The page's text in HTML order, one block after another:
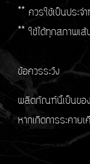
** ควรใช้เป็นประ
** ใช้ได้ทุกสภาพเ
ข้อควรระวัง
ผลิตภัณฑ์นี้เป็นของ
หากเกิดการระคาย